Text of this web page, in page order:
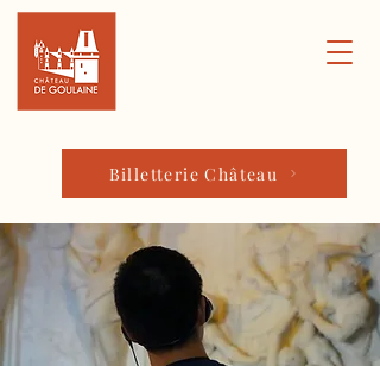
Billetterie Château